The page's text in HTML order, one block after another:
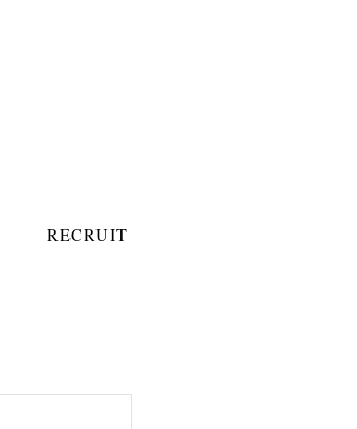
RECRUIT